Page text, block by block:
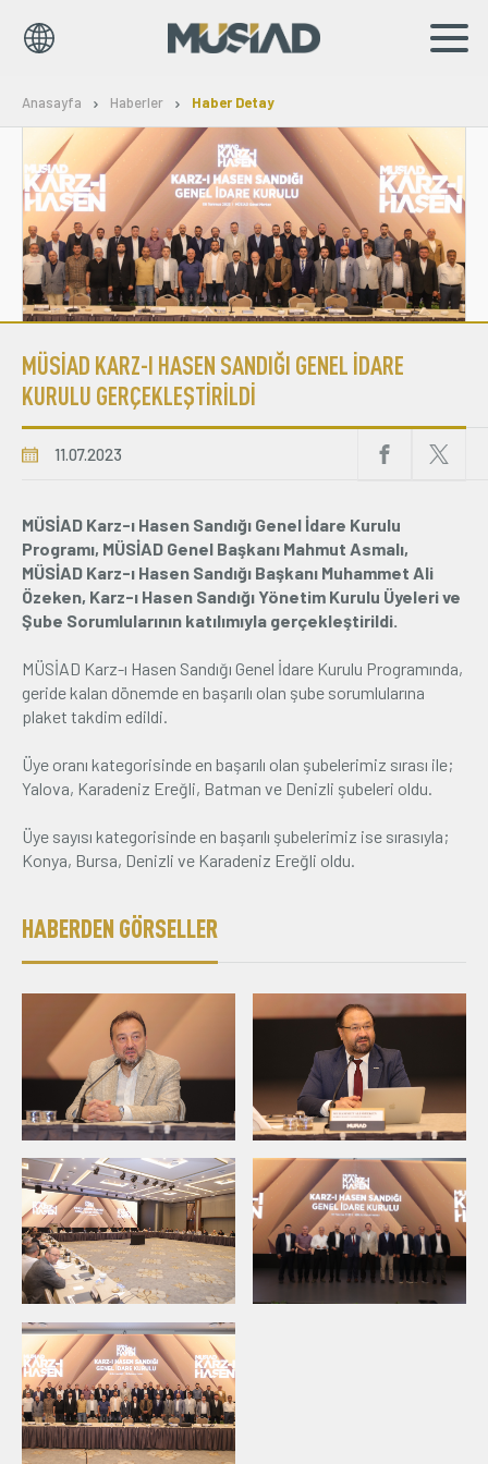
Kurumsal
Markalar
Haberler
Yayınlar
Sosyal Sorumluluk
Bilgi Merkezi
Üyelik
E-İşlemler
İletişim Hakkımızda Galeri
Anasayfa Haberler Haber Detay
MÜSİAD KARZ-I HASEN SANDIĞI GENEL İDARE
KURULU GERÇEKLEŞTİRİLDİ
11.07.2023
MÜSİAD Karz-ı Hasen Sandığı Genel İdare Kurulu
Programı, MÜSİAD Genel Başkanı Mahmut Asmalı,
MÜSİAD Karz-ı Hasen Sandığı Başkanı Muhammet Ali
Özeken, Karz-ı Hasen Sandığı Yönetim Kurulu Üyeleri ve
Şube Sorumlularının katılımıyla gerçekleştirildi.
MÜSİAD Karz-ı Hasen Sandığı Genel İdare Kurulu Programında,
geride kalan dönemde en başarılı olan şube sorumlularına
plaket takdim edildi.
Üye oranı kategorisinde en başarılı olan şubelerimiz sırası ile;
Yalova, Karadeniz Ereğli, Batman ve Denizli şubeleri oldu.
Üye sayısı kategorisinde en başarılı şubelerimiz ise sırasıyla;
Konya, Bursa, Denizli ve Karadeniz Ereğli oldu.
HABERDEN GÖRSELLER